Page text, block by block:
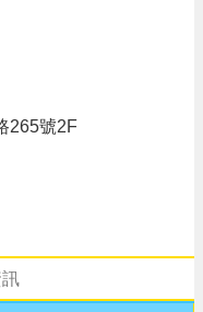
265號2F